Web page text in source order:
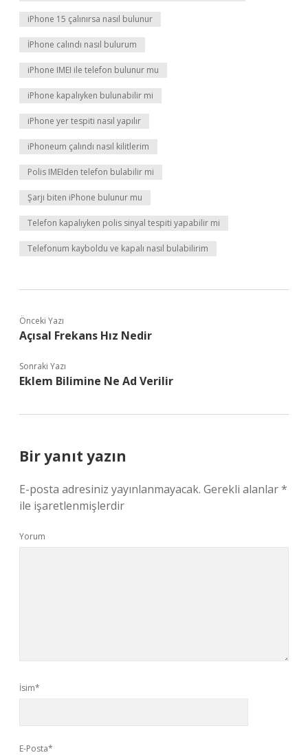
iPhone 15 çalınırsa nasıl bulunur
İPhone calındı nasıl bulurum
iPhone IMEI ile telefon bulunur mu
iPhone kapalıyken bulunabilir mi
iPhone yer tespiti nasıl yapılır
iPhoneum çalındı nasıl kilitlerim
Polis IMEIden telefon bulabilir mi
Şarjı biten iPhone bulunur mu
Telefon kapalıyken polis sinyal tespiti yapabilir mi
Telefonum kayboldu ve kapalı nasıl bulabilirim
Önceki Yazı
Açısal Frekans Hız Nedir
Sonraki Yazı
Eklem Bilimine Ne Ad Verilir
Bir yanıt yazın
E-posta adresiniz yayınlanmayacak. Gerekli alanlar*
ile işaretlenmişlerdir
Yorum
İsim*
E-Posta*